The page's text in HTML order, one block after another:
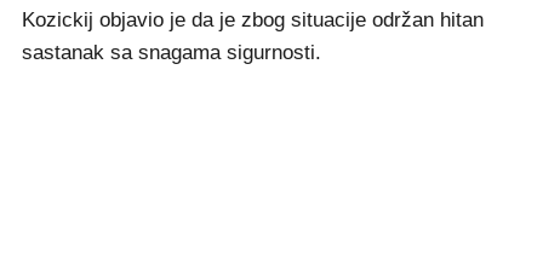
Kozickij objavio je da je zbog situacije održan hitan
sastanak sa snagama sigurnosti.